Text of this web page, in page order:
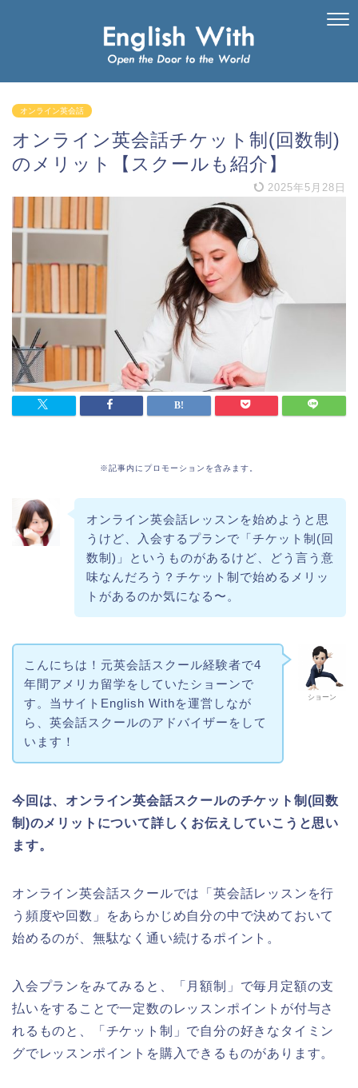
オンライン英会話
オンライン英会話チケット制(回数制)
のメリット【スクールも紹介】
2025年5月28日
※記事内にプロモーションを含みます。
オンライン英会話レッスンを始めようと思
うけど、入会するプランで「チケット制(回
数制)」というものがあるけど、どう言う意
味なんだろう？チケット制で始めるメリッ
トがあるのか気になる〜。
ショーン
こんにちは！元英会話スクール経験者で4
年間アメリカ留学をしていたショーンで
す。当サイトEnglish Withを運営しなが
ら、英会話スクールのアドバイザーをして
います！
今回は、オンライン英会話スクールのチケット制(回数
制)のメリットについて詳しくお伝えしていこうと思い
ます。
オンライン英会話スクールでは「英会話レッスンを行
う頻度や回数」をあらかじめ自分の中で決めておいて
始めるのが、無駄なく通い続けるポイント。
入会プランをみてみると、「月額制」で毎月定額の支
払いをすることで一定数のレッスンポイントが付与さ
れるものと、「チケット制」で自分の好きなタイミン
グでレッスンポイントを購入できるものがあります。